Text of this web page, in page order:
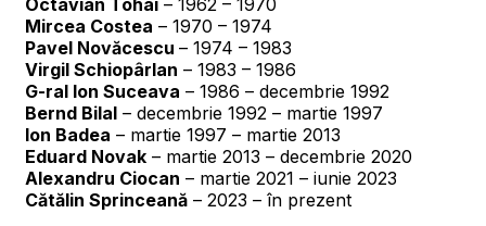
Mircea Costea – 1970 – 1974
Pavel Novăcescu – 1974 – 1983
Virgil Schiopârlan – 1983 – 1986
G-ral Ion Suceava – 1986 – decembrie 1992
Bernd Bilal – decembrie 1992 – martie 1997
Ion Badea – martie 1997 – martie 2013
Eduard Novak – martie 2013 – decembrie 2020
Alexandru Ciocan – martie 2021 – iunie 2023
Cătălin Sprinceană – 2023 – în prezent